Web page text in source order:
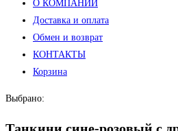
О КОМПАНИИ
Доставка и оплата
Обмен и возврат
КОНТАКТЫ
Корзина
Выбрано:
Танкини сине-розовый с